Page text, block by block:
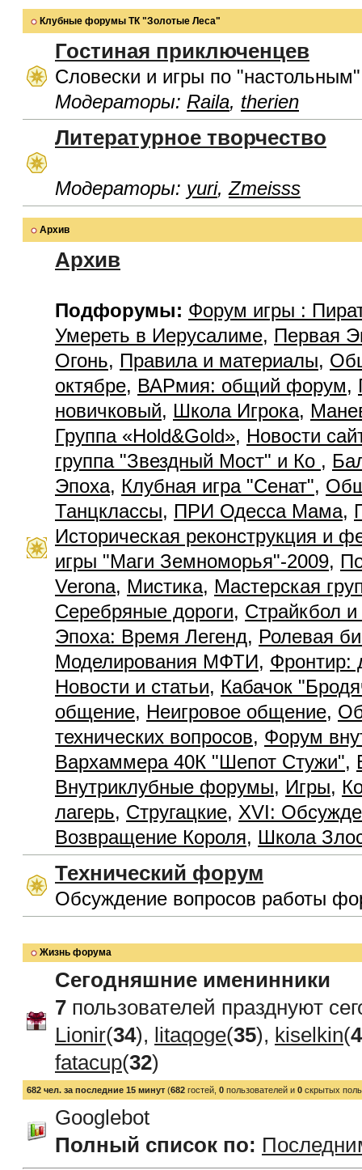
Клубные форумы ТК "Золотые Леса"
Гостиная приключенцев
Словески и игры по
Модераторы: Raila, therien
Литературное творчество
Модераторы: yuri,Zmeisss
Архив
Архив
Подфорумы: Форум игры :
Умереть в Иерусалиме, Первая
Огонь, Правила и материалы,
октябре, ВАРмия: общий форум,
новичковый, Школа Игрока,
Группа «Hold&Gold», Новости
группа "Звездный Мост" и Ко ,
Эпоха, Клубная игра "Сенат",
Танцклассы, ПРИ Одесса Мама,
Историческая реконструкция и
игры "Маги Земноморья"-2009,
Verona, Мистика, Мастерская
Серебряные дороги, Страйкбол и
Эпоха: Время Легенд, Ролевая
Моделирования МФТИ, Фронтир:
Новости и статьи, Кабачок
общение, Неигровое общение,
технических вопросов, Форум
Вархаммера 40К "Шепот Стужи",
Внутриклубные форумы, Игры,
лагерь, Стругацкие, XVI:
Возвращение Короля, Школа
Технический форум
Обсуждение вопросов работы
Жизнь форума
Сегодняшние именинники
7 пользователей празднуют
Lionir(34), litaqoge(35), kiselkin(
fatacup(32)
682 чел. за последние 15 минут (682 гостей, 0 пользователей и 0 скрытых
Googlebot
Полный список по: